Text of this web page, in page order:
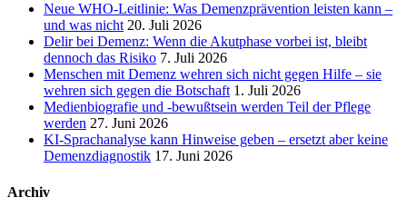
Neue WHO-Leitlinie: Was Demenzprävention leisten kann –
und was nicht 20. Juli 2026
Delir bei Demenz: Wenn die Akutphase vorbei ist, bleibt
dennoch das Risiko 7. Juli 2026
Menschen mit Demenz wehren sich nicht gegen Hilfe – sie
wehren sich gegen die Botschaft 1. Juli 2026
Medienbiografie und -bewußtsein werden Teil der Pflege
werden 27. Juni 2026
KI-Sprachanalyse kann Hinweise geben – ersetzt aber keine
Demenzdiagnostik 17. Juni 2026
Archiv